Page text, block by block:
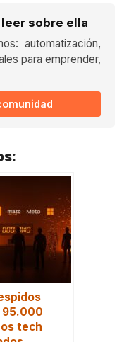
sobre ella
automatización,
para emprender,
95.000
tech